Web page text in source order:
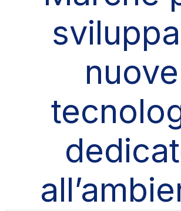
nuove